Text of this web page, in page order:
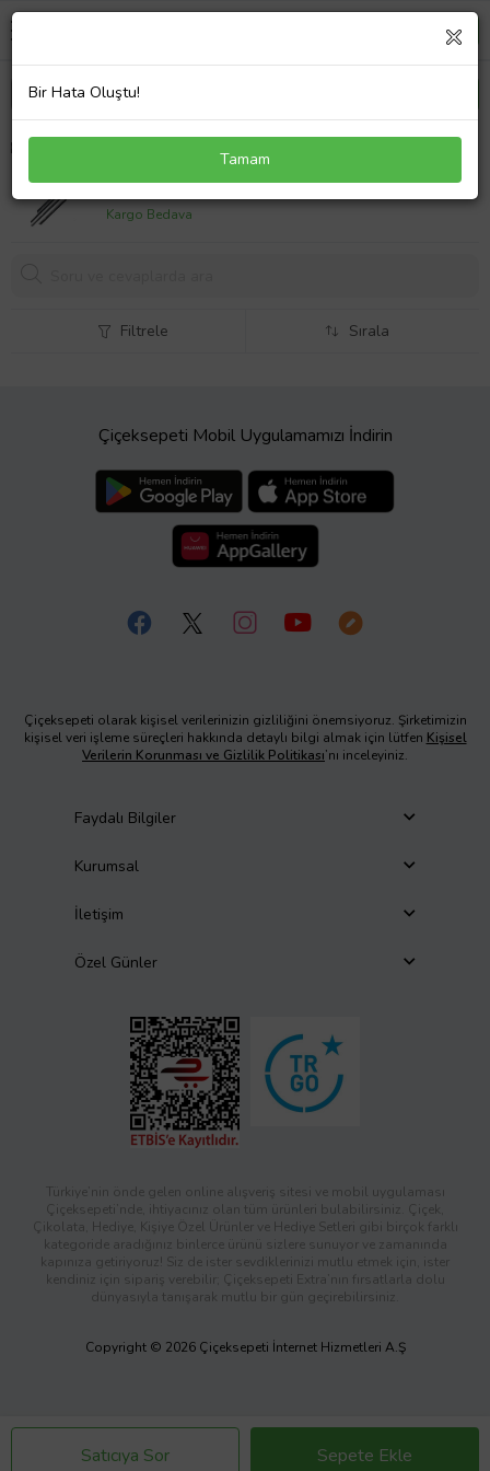
PASSAT KAPI ÇITA TAKIMI KROMLU SET 2011-
4398,68 TL
Kargo Bedava
Satıcıya Sor Sepete Ekle
Filtrele Sırala
Çiçeksepeti Mobil Uygulamamızı İndirin
Çiçeksepeti olarak kişisel verilerinizin gizliliğini önemsiyoruz. Şirketimizin
kişisel veri işleme süreçleri hakkında detaylı bilgi almak için lütfen Kişisel
Verilerin Korunması ve Gizlilik Politikası’nı inceleyiniz.
Faydalı Bilgiler
Kurumsal
İletişim
Özel Günler
Türkiye’nin önde gelen online alışveriş sitesi ve mobil uygulaması
Çiçeksepeti’nde, ihtiyacınız olan tüm ürünleri bulabilirsiniz. Çiçek,
Çikolata, Hediye, Kişiye Özel Ürünler ve Hediye Setleri gibi birçok farklı
kategoride aradığınız binlerce ürünü sizlere sunuyor ve zamanında
kapınıza getiriyoruz! Siz de ister sevdiklerinizi mutlu etmek için, ister
kendiniz için sipariş verebilir; Çiçeksepeti Extra’nın fırsatlarla dolu
dünyasıyla tanışarak mutlu bir gün geçirebilirsiniz.
Copyright © 2026 Çiçeksepeti İnternet Hizmetleri A.Ş
Bir Hata Oluştu!
Tamam